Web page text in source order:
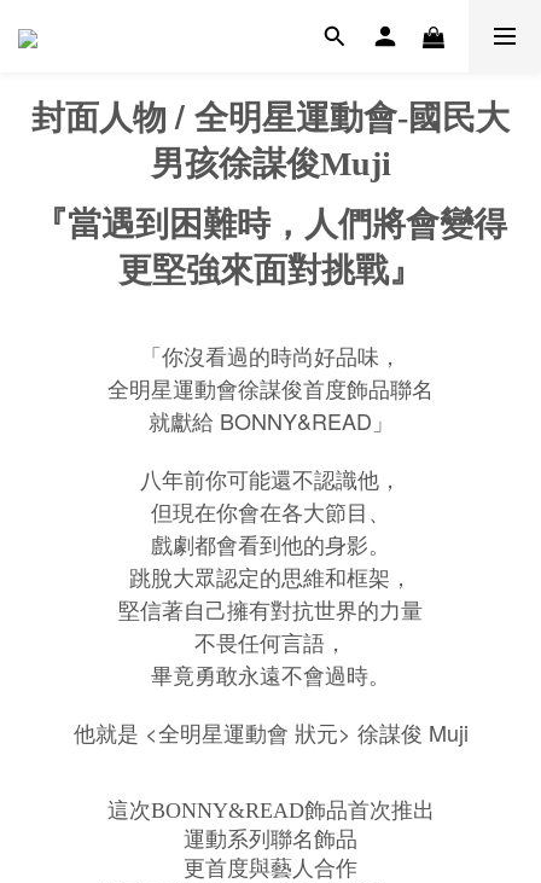
封面人物 / 全明星運動會-國民大
男孩徐謀俊Muji
『當遇到困難時，人們將會變得
更堅強來面對挑戰』
「你沒看過的時尚好品味，
全明星運動會徐謀俊首度飾品聯名
就獻給 BONNY&READ」
八年前你可能還不認識他，
但現在你會在各大節目、
戲劇都會看到他的身影。
跳脫大眾認定的思維和框架，
堅信著自己擁有對抗世界的力量
不畏任何言語，
畢竟勇敢永遠不會過時。
他就是 <全明星運動會 狀元> 徐謀俊 Muji
這次BONNY&READ飾品首次推出
運動系列聯名飾品
更首度與藝人合作